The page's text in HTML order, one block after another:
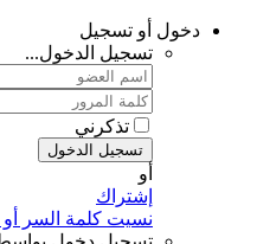
دخول أو تسجيل
تسجيل الدخول...
تذكرني
تسجيل الدخول
أو
إشتراك
نسيت كلمة السر